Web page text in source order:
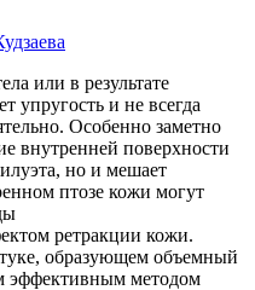
или в результате
упругость и не всегда
Особенно заметно
внутренней поверхности
но и мешает
птозе кожи могут
ретракции кожи.
образующем объемный
эффективным методом